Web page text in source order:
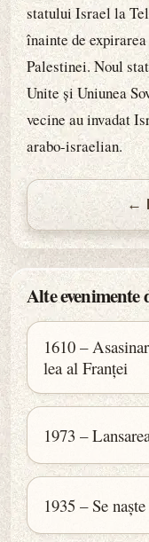
statului Israel la
înainte de
Palestinei. Noul
Unite și Uniunea
vecine au invadat
arabo-israelian.
←
Alte evenimente
1610 –
lea al Franței
1973 –
1935 – Se